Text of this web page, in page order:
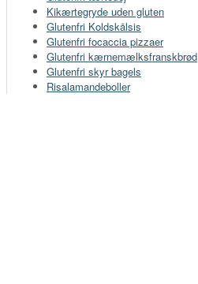
Kikærtegryde uden gluten
Glutenfri Koldskålsis
Glutenfri focaccia pizzaer
Glutenfri kærnemælksfranskbrød
Glutenfri skyr bagels
Risalamandeboller